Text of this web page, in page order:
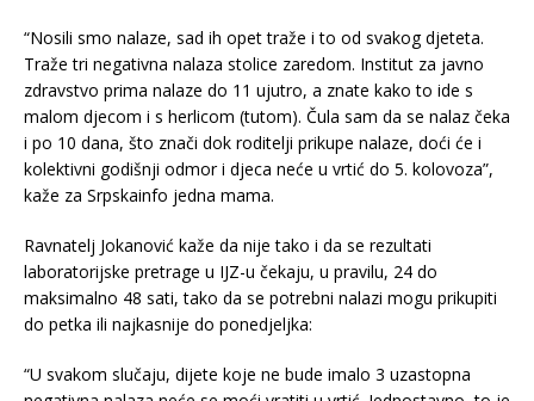
“Nosili smo nalaze, sad ih opet traže i to od svakog djeteta.
Traže tri negativna nalaza stolice zaredom. Institut za javno
zdravstvo prima nalaze do 11 ujutro, a znate kako to ide s
malom djecom i s herlicom (tutom). Čula sam da se nalaz čeka
i po 10 dana, što znači dok roditelji prikupe nalaze, doći će i
kolektivni godišnji odmor i djeca neće u vrtić do 5. kolovoza”,
kaže za Srpskainfo jedna mama.
Ravnatelj Jokanović kaže da nije tako i da se rezultati
laboratorijske pretrage u IJZ-u čekaju, u pravilu, 24 do
maksimalno 48 sati, tako da se potrebni nalazi mogu prikupiti
do petka ili najkasnije do ponedjeljka:
“U svakom slučaju, dijete koje ne bude imalo 3 uzastopna